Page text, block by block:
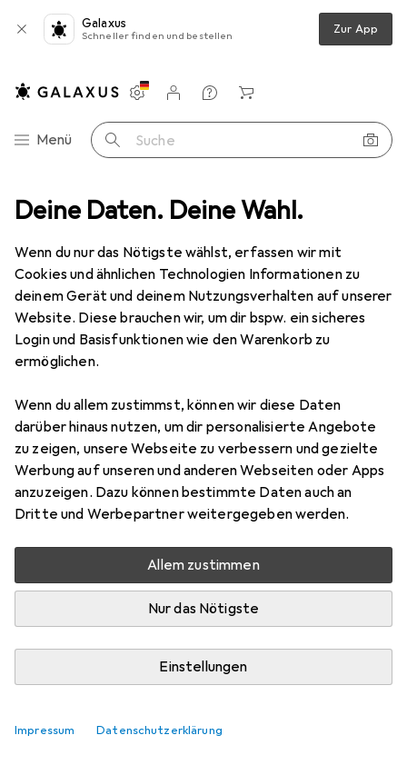
Deine Daten. Deine Wahl.
Wenn du nur das Nötigste wählst, erfassen wir mit
Cookies und ähnlichen Technologien Informationen zu
deinem Gerät und deinem Nutzungsverhalten auf unserer
Website. Diese brauchen wir, um dir bspw. ein sicheres
Login und Basisfunktionen wie den Warenkorb zu
ermöglichen.
Wenn du allem zustimmst, können wir diese Daten
darüber hinaus nutzen, um dir personalisierte Angebote
zu zeigen, unsere Webseite zu verbessern und gezielte
Werbung auf unseren und anderen Webseiten oder Apps
anzuzeigen. Dazu können bestimmte Daten auch an
Dritte und Werbepartner weitergegeben werden.
Allem zustimmen
Nur das Nötigste
Einstellungen
Impressum Datenschutzerklärung
Galaxus
Schneller finden und bestellen Zur App
Navigation nach Kategorien
Menü Suche
Einstellungen
Kundenkonto
Vergleichslisten
Merklisten
Warenkorb
+ Festplatte Zubehör CoreParts for HP ProLiant ML310e Gen8
CorePartsfor HP ProLiant ML310e
Gen8
Preis in EUR inkl. MwSt.
EUR
24,22
Bewertungen Marke
Mehr von CoreParts
Do, 13.8. geliefert
Mehr als 10 Stück an Lager beim Lieferanten
Lieferort angeben für genaue Lieferzeit